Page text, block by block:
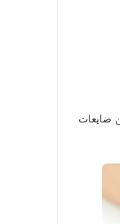
ضایعات